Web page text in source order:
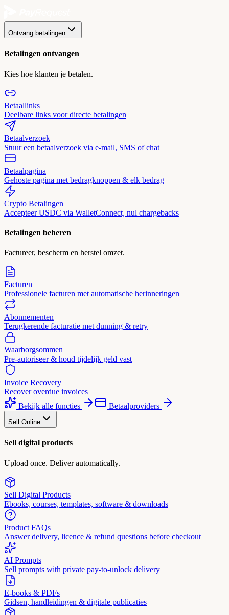
Ontvang betalingen
Betalingen ontvangen
Kies hoe klanten je betalen.
Betaallinks
Deelbare links voor directe betalingen
Betaalverzoek
Stuur een betaalverzoek via e-mail, SMS of chat
Betaalpagina
Gehoste pagina met bedragknoppen & elk bedrag
Crypto Betalingen
Accepteer USDC via WalletConnect, nul chargebacks
Betalingen beheren
Factureer, bescherm en herstel omzet.
Facturen
Professionele facturen met automatische herinneringen
Abonnementen
Terugkerende facturatie met dunning & retry
Waarborgsommen
Pre-autoriseer & houd tijdelijk geld vast
Invoice Recovery
Recover overdue invoices
Bekijk alle functies
Betaalproviders
Sell Online
Sell digital products
Upload once. Deliver automatically.
Sell Digital Products
Ebooks, courses, templates, software & downloads
Product FAQs
Answer delivery, licence & refund questions before checkout
AI Prompts
Sell prompts with private pay-to-unlock delivery
E-books & PDFs
Gidsen, handleidingen & digitale publicaties